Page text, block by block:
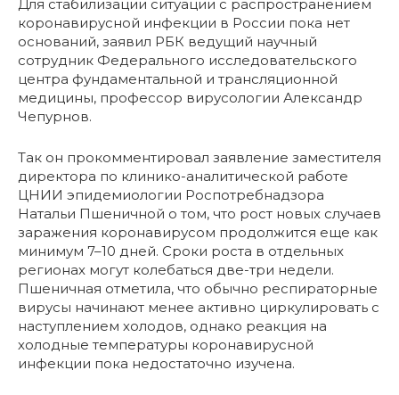
Для стабилизации ситуации с распространением
коронавирусной инфекции в России пока нет
оснований, заявил РБК ведущий научный
сотрудник Федерального исследовательского
центра фундаментальной и трансляционной
медицины, профессор вирусологии Александр
Чепурнов.
Так он прокомментировал заявление заместителя
директора по клинико-аналитической работе
ЦНИИ эпидемиологии Роспотребнадзора
Натальи Пшеничной о том, что рост новых случаев
заражения коронавирусом продолжится еще как
минимум 7–10 дней. Сроки роста в отдельных
регионах могут колебаться две-три недели.
Пшеничная отметила, что обычно респираторные
вирусы начинают менее активно циркулировать с
наступлением холодов, однако реакция на
холодные температуры коронавирусной
инфекции пока недостаточно изучена.